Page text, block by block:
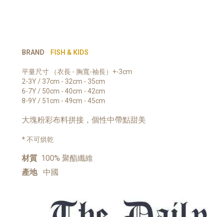
BRAND FISH & KIDS
平量尺寸 （衣長 - 胸寬-袖長）+-3cm
2-3Y / 37cm - 32cm - 35cm
6-7Y / 50cm - 40cm - 42cm
8-9Y / 51cm - 49cm - 45cm
大塊粉彩布料拼接，個性中帶點甜美
* 不可烘乾
材質 100% 聚酯纖維
產地中國